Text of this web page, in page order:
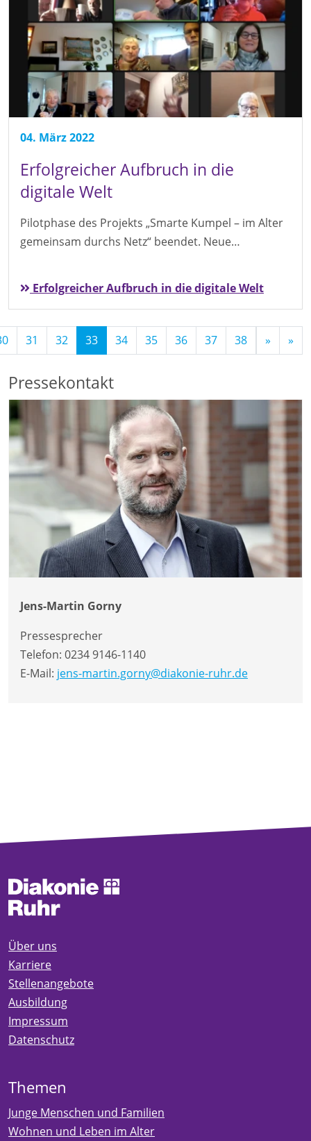
04. März 2022
Erfolgreicher Aufbruch in die
digitale Welt
Pilotphase des Projekts „Smarte Kumpel – im Alter
gemeinsam durchs Netz“ beendet. Neue…
Erfolgreicher Aufbruch in die digitale Welt
31 32 33(Standort)
34 35 36 37 38 » »
Pressekontakt
Jens-Martin Gorny
Pressesprecher
Telefon: 0234 9146-1140
E-Mail: jens-martin.gorny@diakonie-ruhr.de
Über uns
Karriere
Stellenangebote
Ausbildung
Impressum
Datenschutz
Themen
Junge Menschen und Familien
Wohnen und Leben im Alter